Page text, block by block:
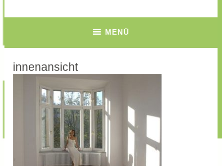
MENÜ
innenansicht